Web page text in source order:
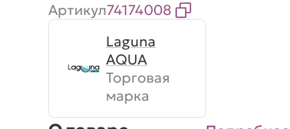
Артикул74174008
Laguna
AQUA
Торговая
марка